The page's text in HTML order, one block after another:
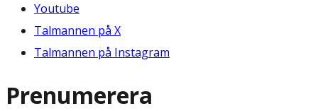
Youtube
Talmannen på X
Talmannen på Instagram
Prenumerera